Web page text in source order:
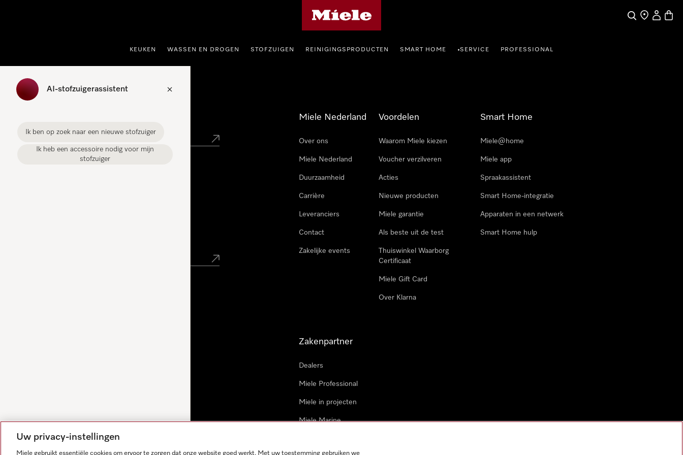
Wat zoek je?
Dealer zoeken
Mijn
KEUKEN WASSEN EN DROGEN STOFZUIGEN REINIGINGSPRODUCTEN SMART HOME •SERVICE PROFESSIONAL
AI-stofzuigerassistent
Ik ben op zoek naar een nieuwe stofzuiger
Ik heb een accessoire nodig voor mijn
stofzuiger
Miele Nederland
Over ons
Miele Nederland
Duurzaamheid
Carrière
Leveranciers
Contact
Zakelijke events
Voordelen
Waarom Miele kiezen
Voucher verzilveren
Acties
Nieuwe producten
Miele garantie
Als beste uit de test
Thuiswinkel Waarborg
Certificaat
Miele Gift Card
Over Klarna
Smart Home
Miele@home
Miele app
Spraakassistent
Smart Home-integratie
Apparaten in een netwerk
Smart Home hulp
Zakenpartner
Dealers
Miele Professional
Miele in projecten
Miele Marine
Uw privacy-instellingen
Miele gebruikt essentiële cookies om ervoor te zorgen dat onze website goed werkt. Met uw toestemming gebruiken we